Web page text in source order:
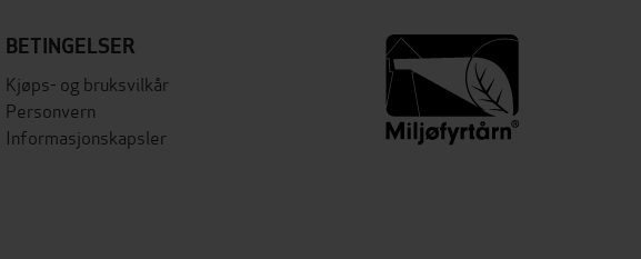
BETINGELSER
Kjøps- og bruksvilkår
Personvern
Informasjonskapsler